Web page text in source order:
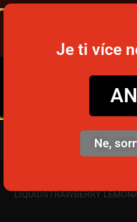
Objednajte cez
LIQUIDSTRAWBERRY
Je ti více
Ne,